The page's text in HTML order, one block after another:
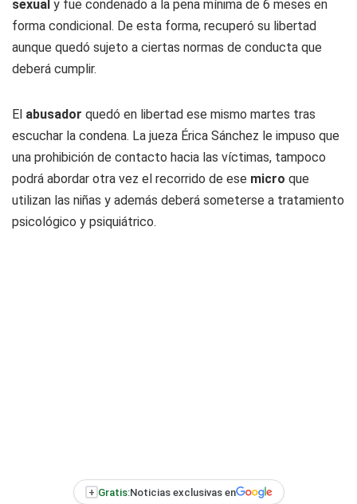
sexual y fue condenado a la pena mínima de 6 meses en
forma condicional. De esta forma, recuperó su libertad
aunque quedó sujeto a ciertas normas de conducta que
deberá cumplir.
El abusador quedó en libertad ese mismo martes tras
escuchar la condena. La jueza Érica Sánchez le impuso que
una prohibición de contacto hacia las víctimas, tampoco
podrá abordar otra vez el recorrido de ese micro que
utilizan las niñas y además deberá someterse a tratamiento
psicológico y psiquiátrico.
+ Gratis:Noticias exclusivas en